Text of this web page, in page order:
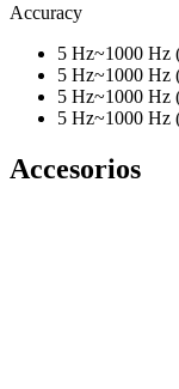
Accuracy
5 Hz~1000 Hz
5 Hz~1000 Hz
5 Hz~1000 Hz
5 Hz~1000 Hz
Accesorios